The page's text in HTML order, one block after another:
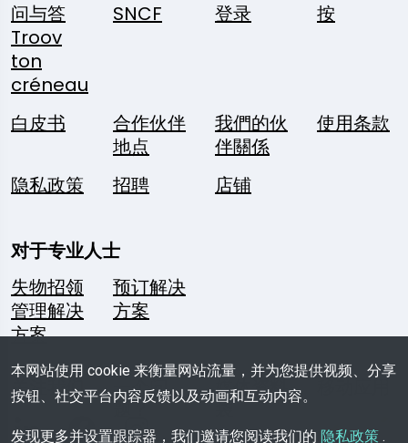
问与答
Troov
ton
créneau
SNCF 登录 按
白皮书
合作伙伴
地点
我們的伙
伴關係
使用条款
隐私政策 招聘 店铺
对于专业人士
失物招领
管理解决
方案
预订解决
方案
关注我们
一个问
题？
媒体资料
袋
本网站使用 cookie 来衡量网站流量，并为您提供视频、分享
按钮、社交平台内容反馈以及动画和互动内容。
发现更多并设置跟踪器，我们邀请您阅读我们的 隐私政策 .